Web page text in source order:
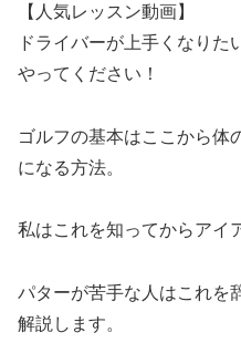
【人気レッスン動画】
ドライバーが上手くなりた
やってください！
ゴルフの基本はここから体
になる方法。
私はこれを知ってからアイ
パターが苦手な人はこれを
解説します。